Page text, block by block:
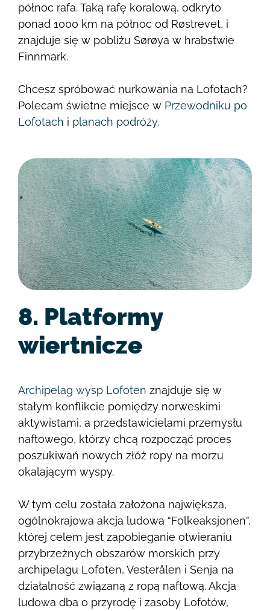
północ rafa. Taką rafę koralową, odkryto
ponad 1000 km na północ od Røstrevet, i
znajduje się w pobliżu Sørøya w hrabstwie
Finnmark.
Chcesz spróbować nurkowania na Lofotach?
Polecam świetne miejsce w Przewodniku po
Lofotach i planach podróży.
8. Platformy
wiertnicze
Archipelag wysp Lofoten znajduje się w
stałym konflikcie pomiędzy norweskimi
aktywistami, a przedstawicielami przemysłu
naftowego, którzy chcą rozpocząć proces
poszukiwań nowych złóż ropy na morzu
okalającym wyspy.
W tym celu została założona największa,
ogólnokrajowa akcja ludowa “Folkeaksjonen”,
której celem jest zapobieganie otwieraniu
przybrzeżnych obszarów morskich przy
archipelagu Lofoten, Vesterålen i Senja na
działalność związaną z ropą naftową. Akcja
ludowa dba o przyrodę i zasoby Lofotów,